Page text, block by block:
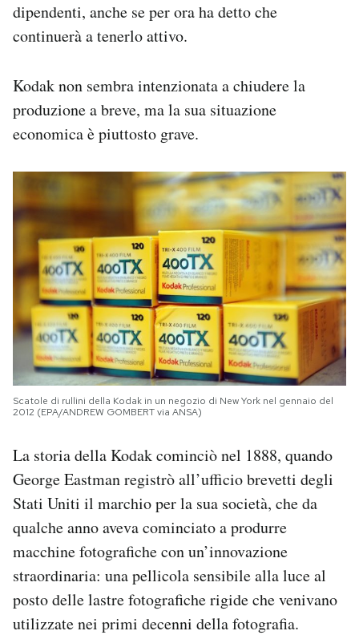
dipendenti, anche se per ora ha detto che
continuerà a tenerlo attivo.
Kodak non sembra intenzionata a chiudere la
produzione a breve, ma la sua situazione
economica è piuttosto grave.
Scatole di rullini della Kodak in un negozio di New York nel gennaio del
2012 (EPA/ANDREW GOMBERT via ANSA)
La storia della Kodak cominciò nel 1888, quando
George Eastman registrò all’ufficio brevetti degli
Stati Uniti il marchio per la sua società, che da
qualche anno aveva cominciato a produrre
macchine fotografiche con un’innovazione
straordinaria: una pellicola sensibile alla luce al
posto delle lastre fotografiche rigide che venivano
utilizzate nei primi decenni della fotografia.